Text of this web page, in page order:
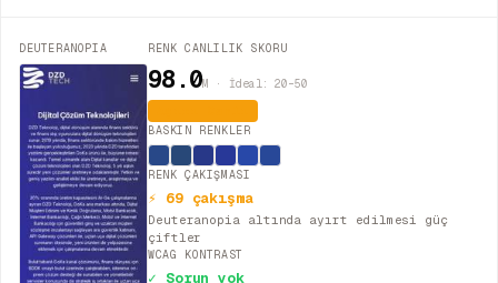
DEUTERANOPIA RENK CANLILIK SKORU
98.0M · İdeal: 20–50
BASKIN RENKLER
RENK ÇAKIŞMASI
⚡ 69 çakışma
Deuteranopia altında ayırt edilmesi güç
çiftler
WCAG KONTRAST
✓ Sorun yok